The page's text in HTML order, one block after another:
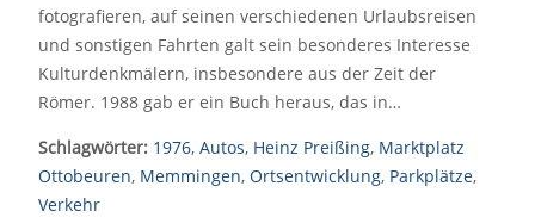
fotografieren, auf seinen verschiedenen Urlaubsreisen
und sonstigen Fahrten galt sein besonderes Interesse
Kulturdenkmälern, insbesondere aus der Zeit der
Römer. 1988 gab er ein Buch heraus, das in…
Schlagwörter: 1976, Autos, Heinz Preißing, Marktplatz
Ottobeuren, Memmingen, Ortsentwicklung, Parkplätze,
Verkehr